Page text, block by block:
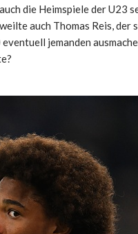
die Heimspiele der U23
auch Thomas Reis,
jemanden